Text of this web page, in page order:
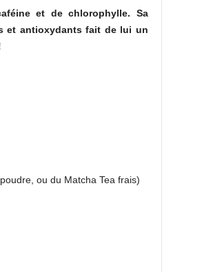
et de chlorophylle. Sa
et antioxydants fait de lui un
ou du Matcha Tea frais)